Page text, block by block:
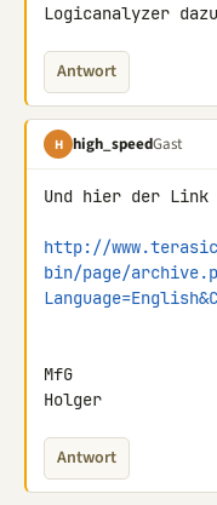
Logicanalyzer
Antwort
H high_speedGast
Und hier der Link
http://
bin/page/
MfG
Holger
Antwort